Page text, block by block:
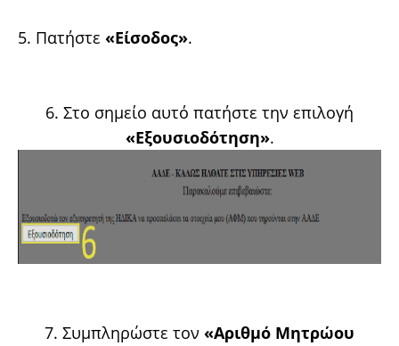
5. Πατήστε «Είσοδος».
6. Στο σημείο αυτό πατήστε την επιλογή
«Εξουσιοδότηση».
7. Συμπληρώστε τον «Αριθμό Μητρώου